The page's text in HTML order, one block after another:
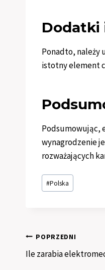
Dodatki
Ponadto, należy
istotny element
Podsumowując,
wynagrodzenie
rozważających
Tagi
wpisu:
#Polska
Nawigacja
wpisu
POPRZEDNI
Ile zarabia